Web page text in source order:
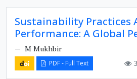
Sustainability Practices
Performance: A Global
M Mukhbir
PDF - Full Text